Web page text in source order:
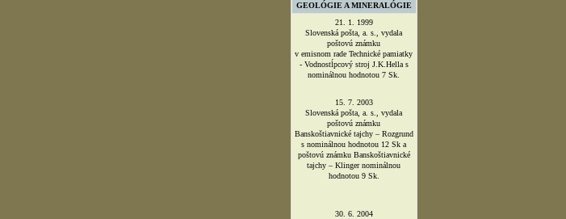
GEOLÓGIE A MINERALÓGIE
21. 1. 1999
Slovenská pošta, a. s., vydala
poštovú známku
v emisnom rade Technické pamiatky
- Vodnostĺpcový stroj J.K.Hella s
nominálnou hodnotou 7 Sk.
15. 7. 2003
Slovenská pošta, a. s., vydala
poštovú známku
Banskoštiavnické tajchy – Rozgrund
s nominálnou hodnotou 12 Sk a
poštovú známku Banskoštiavnické
tajchy – Klinger nominálnou
hodnotou 9 Sk.
30. 6. 2004